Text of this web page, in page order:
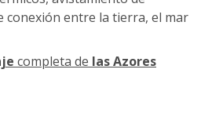
conexión entre la tierra, el mar
completa de las Azores